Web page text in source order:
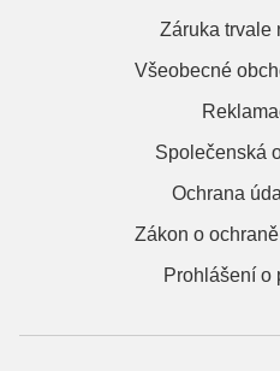
Záruka trvale
Všeobecné
Společenská
Ochrana
Zákon o
Prohlášení o